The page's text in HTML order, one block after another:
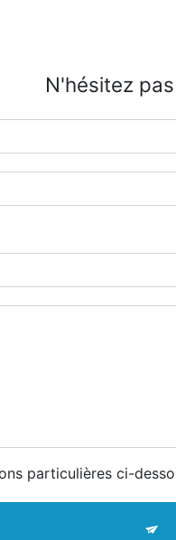
N'hésitez
particulières ci-